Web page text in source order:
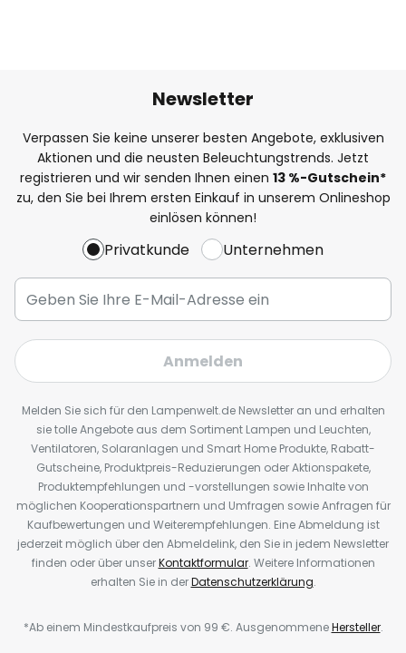
Newsletter
Verpassen Sie keine unserer besten Angebote, exklusiven
Aktionen und die neusten Beleuchtungstrends. Jetzt
registrieren und wir senden Ihnen einen 13 %-Gutschein*
zu, den Sie bei Ihrem ersten Einkauf in unserem Onlineshop
einlösen können!
Privatkunde Unternehmen
Anmelden
Melden Sie sich für den Lampenwelt.de Newsletter an und erhalten
sie tolle Angebote aus dem Sortiment Lampen und Leuchten,
Ventilatoren, Solaranlagen und Smart Home Produkte, Rabatt-
Gutscheine, Produktpreis-Reduzierungen oder Aktionspakete,
Produktempfehlungen und -vorstellungen sowie Inhalte von
möglichen Kooperationspartnern und Umfragen sowie Anfragen für
Kaufbewertungen und Weiterempfehlungen. Eine Abmeldung ist
jederzeit möglich über den Abmeldelink, den Sie in jedem Newsletter
finden oder über unserKontaktformular. Weitere Informationen
erhalten Sie in derDatenschutzerklärung.
*Ab einem Mindestkaufpreis von 99 €. AusgenommeneHersteller.